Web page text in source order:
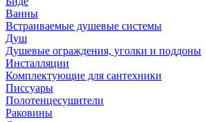
Ванны
Встраиваемые душевые системы
Душ
Душевые ограждения, уголки и поддоны
Инсталляции
Комплектующие для сантехники
Писсуары
Полотенцесушители
Раковины